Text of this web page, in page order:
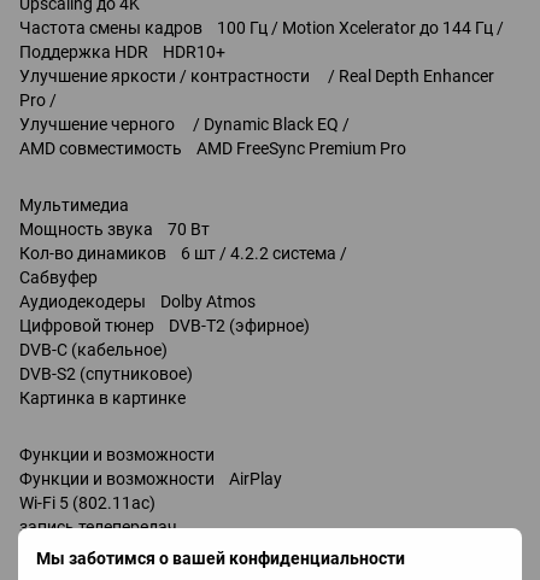
Мы заботимся о вашей конфиденциальности
Частота смены кадров 100 Гц / Motion Xcelerator до 144 Гц /
Поддержка HDR HDR10+
Улучшение яркости / контрастности / Real Depth Enhancer
Pro /
Улучшение черного / Dynamic Black EQ /
AMD совместимость AMD FreeSync Premium Pro
Мультимедиа
Мощность звука 70 Вт
Кол-во динамиков 6 шт / 4.2.2 система /
Сабвуфер
Аудиодекодеры Dolby Atmos
Цифровой тюнер DVB-T2 (эфирное)
DVB-C (кабельное)
DVB-S2 (спутниковое)
Картинка в картинке
Функции и возможности
Функции и возможности AirPlay
Wi-Fi 5 (802.11ac)
запись телепередач
Miracast